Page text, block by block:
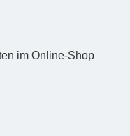
im Online-Shop